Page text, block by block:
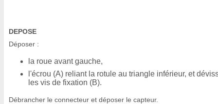
DEPOSE
Déposer :
la roue avant gauche,
l'écrou (A) reliant la rotule au triangle inférieur, et
les vis de fixation (B).
Débrancher le connecteur et déposer le capteur.